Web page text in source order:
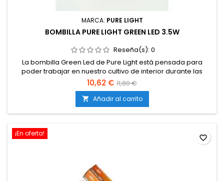
MARCA: PURE LIGHT
BOMBILLA PURE LIGHT GREEN LED 3.5W
Reseña(s): 0
La bombilla Green Led de Pure Light está pensada para
poder trabajar en nuestro cultivo de interior durante las
etapas en las que las plantas necesitan oscuridad, como es
el caso de la floración, cuando necesitan al menos 12 horas
de oscuridad diarias sin contaminación lumínica alguna.
10,62 € 11,80 €
 Añadir al carrito
¡En oferta! favorite_border